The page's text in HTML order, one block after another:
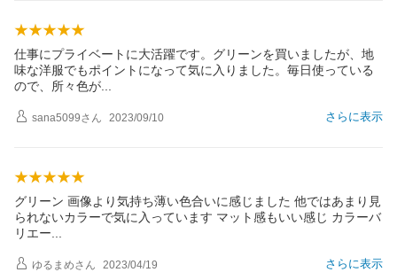
仕事にプライベートに大活躍です。グリーンを買いましたが、地
味な洋服でもポイントになって気に入りました。毎日使っている
ので、所々色が
さらに表示
sana5099さん 2023/09/10
グリーン 画像より気持ち薄い色合いに感じました 他ではあまり見
られないカラーで気に入っています マット感もいい感じ カラーバ
リエー
さらに表示
ゆるまめさん 2023/04/19